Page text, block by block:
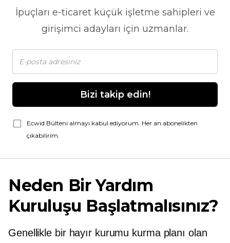
İpuçları e-ticaretküçük işletme sahipleri ve
girişimci adayları için uzmanlar.
Bizi takip edin!
Ecwid Bülteni almayı kabul ediyorum. Her an abonelikten
çıkabilirim.
Neden Bir Yardım
Kuruluşu Başlatmalısınız?
Genellikle bir hayır kurumu kurma planı olan